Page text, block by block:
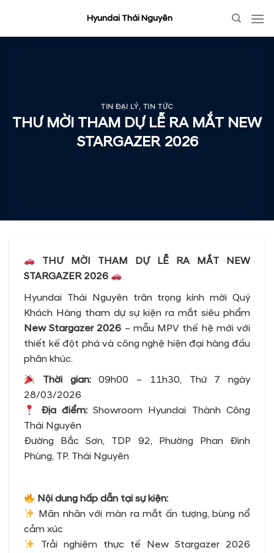
content
Hyundai Thái Nguyên
TIN ĐẠI LÝ, TIN TỨC
THƯ MỜI THAM DỰ LỄ RA MẮT NEW
STARGAZER 2026
THƯ MỜI THAM DỰ LỄ RA MẮT NEW
STARGAZER 2026
Hyundai Thái Nguyên trân trọng kính mời Quý
Khách Hàng tham dự sự kiện ra mắt siêu phẩm
New Stargazer 2026 – mẫu MPV thế hệ mới với
thiết kế đột phá và công nghệ hiện đại hàng đầu
phân khúc.
Thời gian:09h00 – 11h30, Thứ 7 ngày
28/03/2026
Địa điểm:Showroom Hyundai Thành Công
Thái Nguyên
Đường Bắc Sơn, TDP 92, Phường Phan Đình
Phùng, TP. Thái Nguyên
Nội dung hấp dẫn tại sự kiện:
Mãn nhãn với màn ra mắt ấn tượng, bùng nổ
cảm xúc
Trải nghiệm thực tế New Stargazer 2026